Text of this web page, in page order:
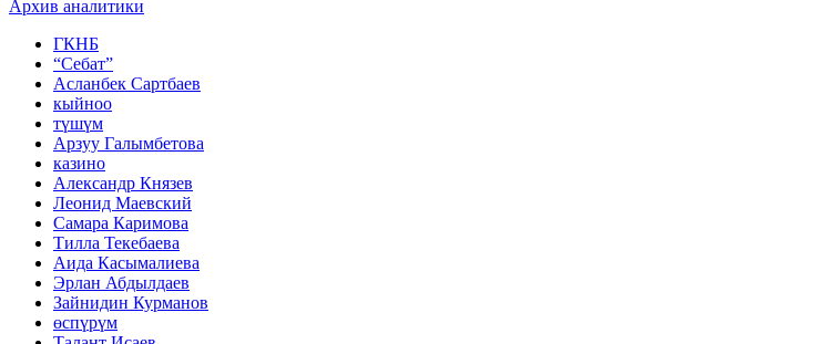
Архив аналитики
ГКНБ
“Себат”
Асланбек Сартбаев
кыйноо
түшүм
Арзуу Галымбетова
казино
Александр Князев
Леонид Маевский
Самара Каримова
Тилла Текебаева
Аида Касымалиева
Эрлан Абдылдаев
Зайнидин Курманов
өспүрүм